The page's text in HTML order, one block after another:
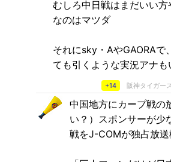
むしろ中日戦はまだいい
なのはマツダ
それにsky・AやGAORAで
ても引くような実況アナも
+14 阪神タイガー
中国地方にカープ戦の
い？）スポンサーが少
戦をJ-COMが独占放送